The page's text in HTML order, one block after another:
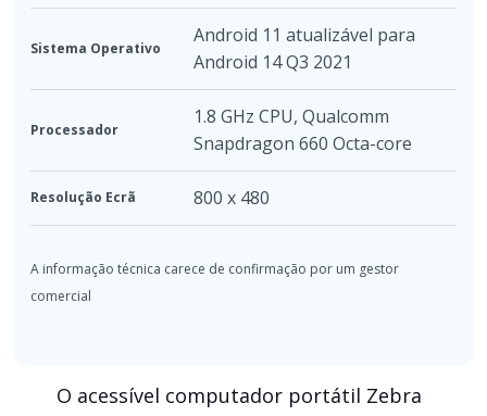
Sistema Operativo
Android 11 atualizável para
Android 14 Q3 2021
Processador
1.8 GHz CPU, Qualcomm
Snapdragon 660 Octa-core
Resolução Ecrã 800 x 480
O acessível computador portátil Zebra